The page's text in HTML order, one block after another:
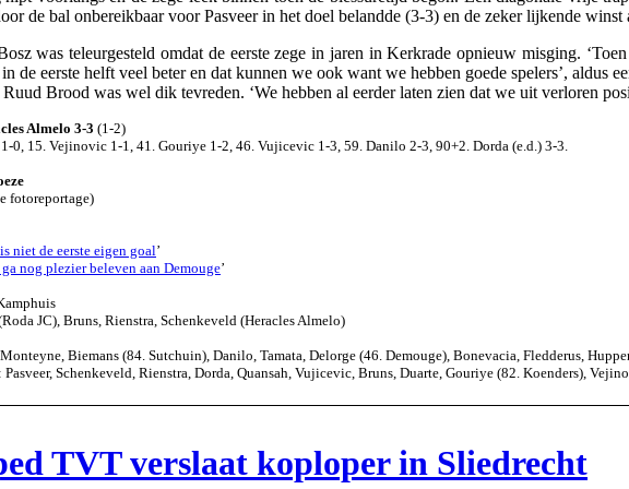
de bal onbereikbaar voor Pasveer in het doel belandde (3-3) en de zeker lijkende
was teleurgesteld omdat de eerste zege in jaren in Kerkrade opnieuw misging.
de eerste helft veel beter en dat kunnen we ook want we hebben goede spelers’, aldus
Brood was wel dik tevreden. ‘We hebben al eerder laten zien dat we uit verloren
Almelo 3-3 (1-2)
0, 15. Vejinovic 1-1, 41. Gouriye 1-2, 46. Vujicevic 1-3, 59. Danilo 2-3, 90+2. Dorda (e.d.) 3-3.
fotoreportage)
niet de eerste eigen goal’
nog plezier beleven aan Demouge’
JC), Bruns, Rienstra, Schenkeveld (Heracles Almelo)
Biemans (84. Sutchuin), Danilo, Tamata, Delorge (46. Demouge), Bonevacia, Fledderus,
Pasveer, Schenkeveld, Rienstra, Dorda, Quansah, Vujicevic, Bruns, Duarte, Gouriye (82. Koenders),
TVT verslaat koploper in Sliedrecht